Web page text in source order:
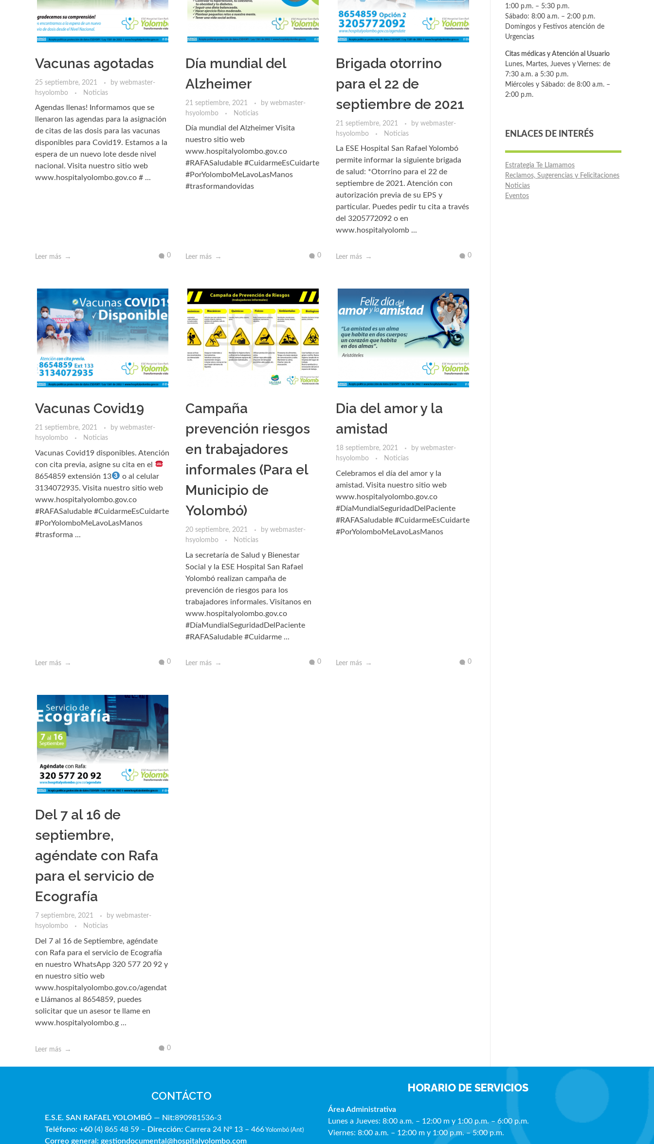
Vacunas agotadas
25 septiembre, 2021 by webmaster-
hsyolombo
Noticias
Agendas llenas! Informamos que se
llenaron las agendas para la asignación
de citas de las dosis para las vacunas
disponibles para Covid19. Estamos a la
espera de un nuevo lote desde nivel
nacional. Visita nuestro sitio web
www.hospitalyolombo.gov.co # ...
Leer más 0
Día mundial del
Alzheimer
21 septiembre, 2021 by webmaster-
hsyolombo
Noticias
Día mundial del Alzheimer Visita
nuestro sitio web
www.hospitalyolombo.gov.co
#RAFASaludable #CuidarmeEsCuidarte
#PorYolomboMeLavoLasManos
#trasformandovidas
Leer más 0
Brigada otorrino
para el 22 de
septiembre de 2021
21 septiembre, 2021 by webmaster-
hsyolombo
Noticias
La ESE Hospital San Rafael Yolombó
permite informar la siguiente brigada
de salud: *Otorrino para el 22 de
septiembre de 2021. Atención con
autorización previa de su EPS y
particular. Puedes pedir tu cita a través
del 3205772092 o en
www.hospitalyolomb ...
Leer más 0
Vacunas Covid19
21 septiembre, 2021 by webmaster-
hsyolombo
Noticias
Vacunas Covid19 disponibles. Atención
con cita previa, asigne su cita en el
8654859 extensión 13
o al celular
3134072935. Visita nuestro sitio web
www.hospitalyolombo.gov.co
#RAFASaludable #CuidarmeEsCuidarte
#PorYolomboMeLavoLasManos
#trasforma ...
Leer más 0
Campaña
prevención riesgos
en trabajadores
informales (Para el
Municipio de
Yolombó)
20 septiembre, 2021 by webmaster-
hsyolombo
Noticias
La secretaría de Salud y Bienestar
Social y la ESE Hospital San Rafael
Yolombó realizan campaña de
prevención de riesgos para los
trabajadores informales. Visítanos en
www.hospitalyolombo.gov.co
#DíaMundialSeguridadDelPaciente
#RAFASaludable #Cuidarme ...
Leer más 0
Dia del amor y la
amistad
18 septiembre, 2021 by webmaster-
hsyolombo
Noticias
Celebramos el día del amor y la
amistad. Visita nuestro sitio web
www.hospitalyolombo.gov.co
#DíaMundialSeguridadDelPaciente
#RAFASaludable #CuidarmeEsCuidarte
#PorYolomboMeLavoLasManos
Leer más 0
Del 7 al 16 de
septiembre,
agéndate con Rafa
para el servicio de
Ecografía
7 septiembre, 2021 by webmaster-
hsyolombo
Noticias
Del 7 al 16 de Septiembre, agéndate
con Rafa para el servicio de Ecografía
en nuestro WhatsApp 320 577 20 92 y
en nuestro sitio web
www.hospitalyolombo.gov.co/agendat
e Llámanos al 8654859, puedes
solicitar que un asesor te llame en
www.hospitalyolombo.g ...
Leer más 0
1:00 p.m. – 5:30 p.m.
Sábado: 8:00 a.m. – 2:00 p.m.
Domingos y Festivos atención de
Urgencias
Citas médicas y Atención al Usuario
Lunes, Martes, Jueves y Viernes: de
7:30 a.m. a 5:30 p.m.
Miércoles y Sábado: de 8:00 a.m. –
2:00 p.m.
ENLACES DE INTERÉS
Estrategia Te Llamamos
Reclamos, Sugerencias y Felicitaciones
Noticias
Eventos
CONTÁCTO
E.S.E. SAN RAFAEL YOLOMBÓ — Nit:890981536-3
Teléfono: +60 (4) 865 48 59 – Dirección: Carrera 24 Nº 13 – 466Yolombó (Ant)
Correo general: gestiondocumental@hospitalyolombo.com
HORARIO DE SERVICIOS
Área Administrativa
Lunes a Jueves: 8:00 a.m. – 12:00 m y 1:00 p.m. – 6:00 p.m.
Viernes: 8:00 a.m. – 12:00 m y 1:00 p.m. – 5:00 p.m.